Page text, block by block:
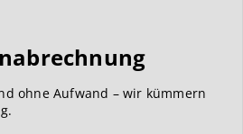
ohne Aufwand – wir kümmern